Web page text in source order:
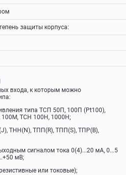
защиты корпуса:
входа, к которым можно
типа ТСП 50П, 100П (Pt100),
ТСН 100Н, 1000Н;
ТНН(N), ТПП(R), ТПП(S), ТПР(В),
сигналом тока 0(4)...20 мА, 0...5
мВ;
или токовые);